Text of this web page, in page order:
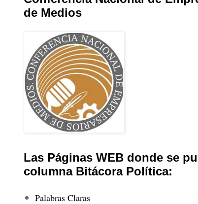
de Medios
Las Páginas WEB donde se
columna Bitácora Política:
Palabras Claras